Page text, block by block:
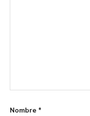
Nombre *